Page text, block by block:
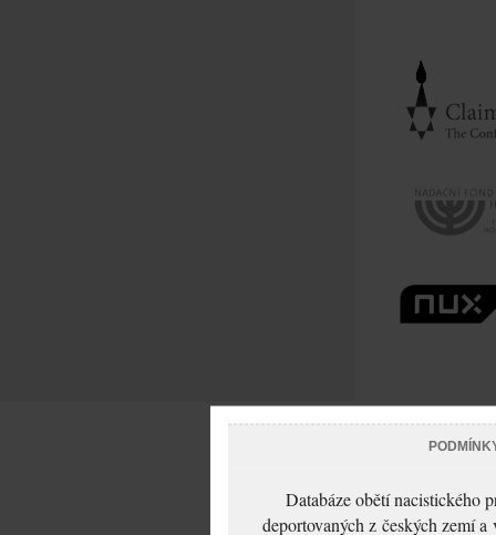
Databáze obětí nacistického
deportovaných z českých zemí